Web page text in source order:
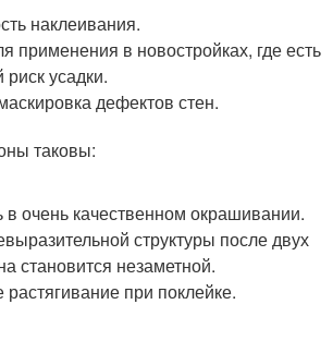
наклеивания.
применения в новостройках, где есть
усадки.
дефектов стен.
таковы:
в очень качественном окрашивании.
структуры после двух
становится незаметной.
при поклейке.